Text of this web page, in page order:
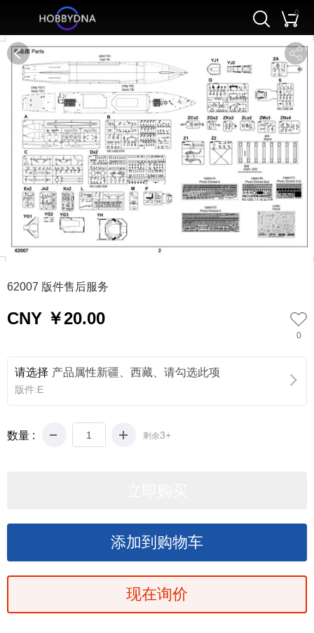
0
62007 版件售后服务
CNY ￥20.00
0
请选择 产品属性新疆、西藏、请勾选此项
版件:E
数量 : 剩余3+
现在询价